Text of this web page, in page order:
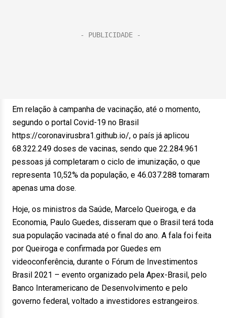
Em relação à campanha de vacinação, até o momento,
segundo o portal Covid-19 no Brasil
https://coronavirusbra1.github.io/, o país já aplicou
68.322.249 doses de vacinas, sendo que 22.284.961
pessoas já completaram o ciclo de imunização, o que
representa 10,52% da população, e 46.037.288 tomaram
apenas uma dose.
Hoje, os ministros da Saúde, Marcelo Queiroga, e da
Economia, Paulo Guedes, disseram que o Brasil terá toda
sua população vacinada até o final do ano. A fala foi feita
por Queiroga e confirmada por Guedes em
videoconferência, durante o Fórum de Investimentos
Brasil 2021 – evento organizado pela Apex-Brasil, pelo
Banco Interamericano de Desenvolvimento e pelo
governo federal, voltado a investidores estrangeiros.